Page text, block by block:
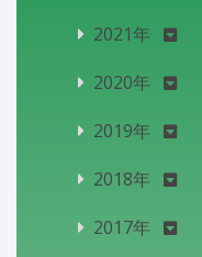
2021年
2020年
2019年
2018年
2017年